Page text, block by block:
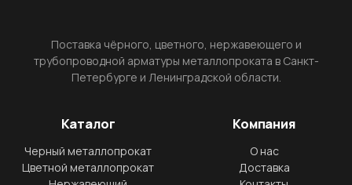
Поставка чёрного, цветного, нержавеющего и
трубопроводной арматуры металлопроката в Санкт-
Петербурге и Ленинградской области.
Каталог
Черный металлопрокат
Цветной металлопрокат
Компания
О нас
Доставка